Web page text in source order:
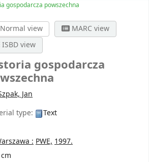
gospodarcza powszechna
Normal view
MARC view
ISBD view
gospodarcza
Jan
type:
Text
:PWE,1997.